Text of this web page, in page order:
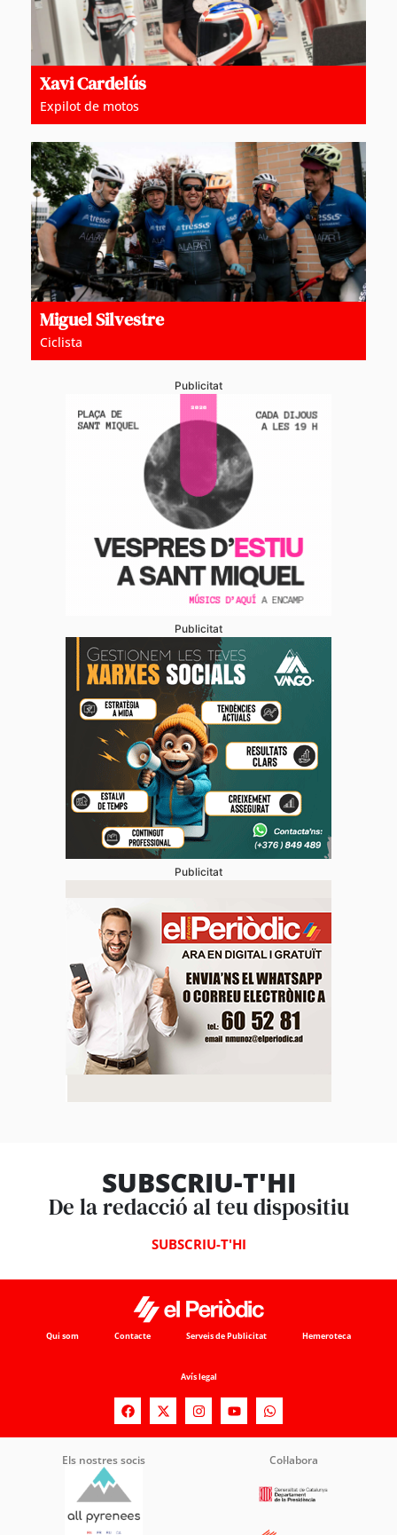
Xavi Cardelús
Expilot de motos
Miguel Silvestre
Ciclista
Publicitat
Publicitat
Publicitat
SUBSCRIU-T'HI
De la redacció al teu dispositiu
SUBSCRIU-T'HI
Qui som Contacte Serveis de Publicitat Hemeroteca
Avís legal
Els nostres socis Col·labora